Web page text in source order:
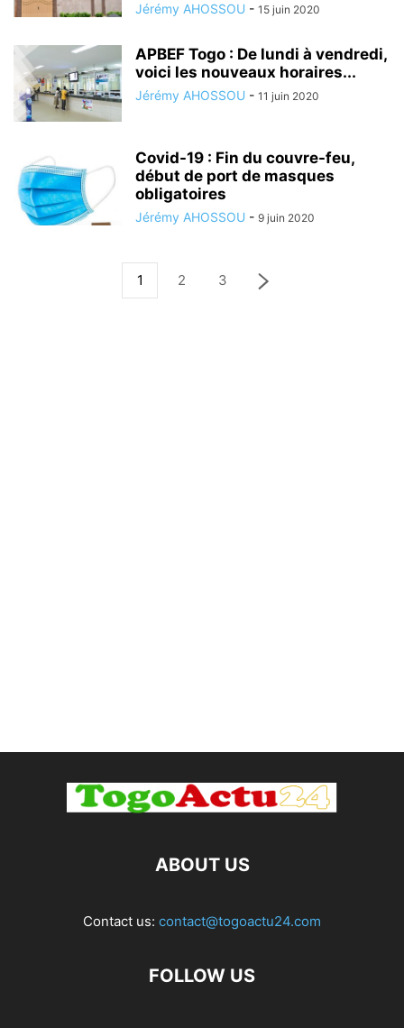
Jérémy AHOSSOU - 15 juin 2020
APBEF Togo : De lundi à vendredi,
voici les nouveaux horaires...
Jérémy AHOSSOU - 11 juin 2020
Covid-19 : Fin du couvre-feu,
début de port de masques
obligatoires
Jérémy AHOSSOU - 9 juin 2020
1 2 3
ABOUT US
Contact us: contact@togoactu24.com
FOLLOW US